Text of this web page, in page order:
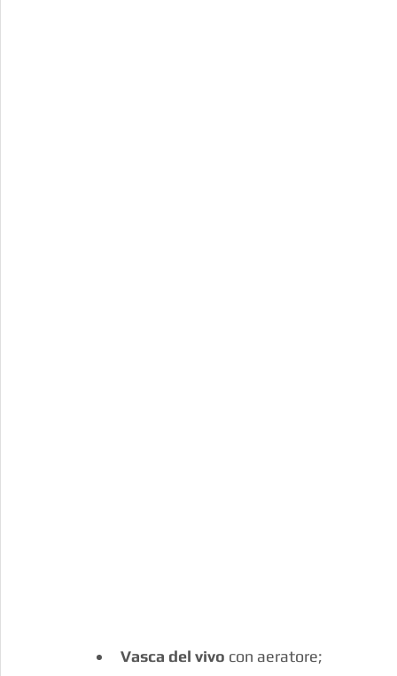
Vasca del vivo con aeratore;